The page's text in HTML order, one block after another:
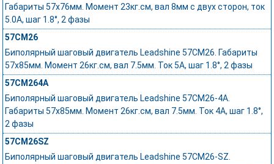
Габариты 57х76мм. Момент 23кг.см, вал 8мм с двух сторон, ток
5.0А, шаг 1.8°, 2 фазы
57CM26
Биполярный шаговый двигатель Leadshine 57CM26. Габариты
57x85мм. Момент 26кг.см, вал 7.5мм. Ток 5А, шаг 1.8°, 2 фазы
57CM264A
Биполярный шаговый двигатель Leadshine 57CM26-4A.
Габариты 57x85мм. Момент 26кг.см, вал 7.5мм. Ток 4А, шаг 1.8°,
2 фазы
57CM26SZ
Биполярный шаговый двигатель Leadshine 57CM26-SZ.